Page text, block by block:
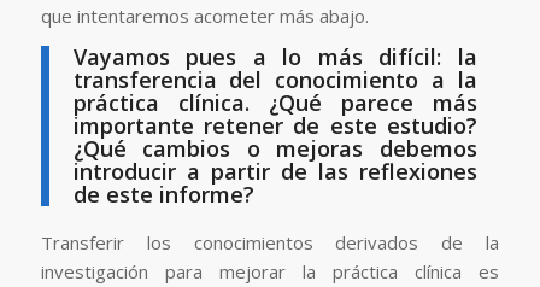
que intentaremos acometer más abajo.
Vayamos pues a lo más difícil: la
transferencia del conocimiento a la
práctica clínica. ¿Qué parece más
importante retener de este estudio?
¿Qué cambios o mejoras debemos
introducir a partir de las reflexiones
de este informe?
Transferir los conocimientos derivados de la
investigación para mejorar la práctica clínica es